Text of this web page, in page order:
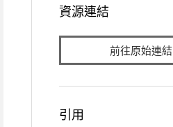
資源連結
前往原始連結
引用